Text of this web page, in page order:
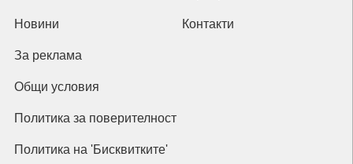
Новини Контакти
За реклама
Общи условия
Политика за поверителност
Политика на 'Бисквитките'